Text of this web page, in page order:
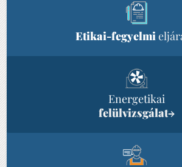
Etikai-fegyelmi
Energetikai
felülvizsgálat→